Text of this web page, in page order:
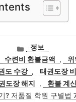
카
테
고
리
정보
수련비 환불금액 ,
도 수강 , 태권도장
도장 해지 , 환불 계
? 저품질 학원 구별법